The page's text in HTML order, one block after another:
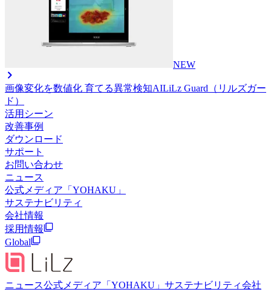
NEW
画像変化を数値化 育てる異常検知AILiLz Guard（リルズガー
ド）
活用シーン
改善事例
ダウンロード
サポート
お問い合わせ
ニュース
公式メディア「YOHAKU」
サステナビリティ
会社情報
採用情報
Global
ニュース公式メディア「YOHAKU」 サステナビリティ会社